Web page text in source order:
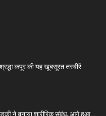
कपूर की यह खूबसूरत तस्वीरें
ने बनाया शारीरिक संबंध, आगे हुआ...